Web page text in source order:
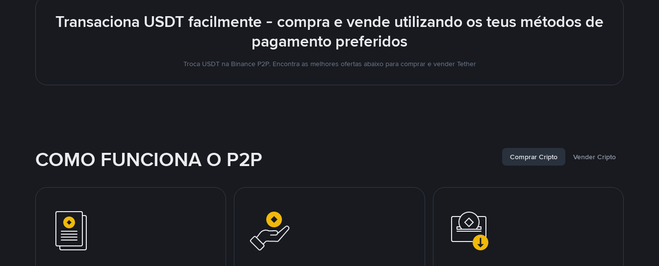
Transaciona USDT facilmente - compra e vende utilizando os teus métodos de
pagamento preferidos
Troca USDT na Binance P2P. Encontra as melhores ofertas abaixo para comprar e vender Tether
COMO FUNCIONA O P2P Comprar Cripto Vender Cripto